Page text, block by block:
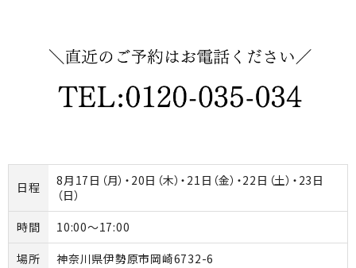
日程
8月17日（月）・20日（木）・21日（金）・22日（土）・23日
（日）
時間
10:00～17:00
場所
神奈川県伊勢原市岡崎6732-6